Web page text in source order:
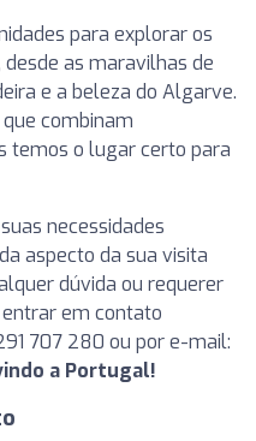
para explorar os
as maravilhas de
e a beleza do Algarve.
combinam
temos o lugar certo para
necessidades
aspecto da sua visita
dúvida ou requerer
em contato
707 280 ou por e-mail:
a Portugal!